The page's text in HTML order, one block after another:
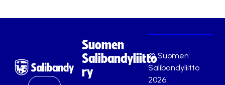
Suomen
Salibandyliitto
ry
© Suomen
Salibandyliitto
2026